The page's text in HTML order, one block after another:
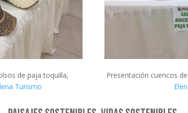
de paja toquilla,
Turismo
Presentación cuencos